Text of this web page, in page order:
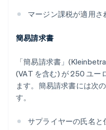
マージン課税が適用
簡易請求書
「簡易請求書」(
(VAT を含む) が 250 ユー
ます。簡易請求書には次
す。
サプライヤーの氏名と